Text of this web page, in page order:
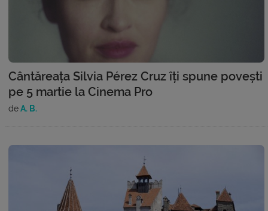
Cântăreața Silvia Pérez Cruz îți spune povești
pe 5 martie la Cinema Pro
deA. B.